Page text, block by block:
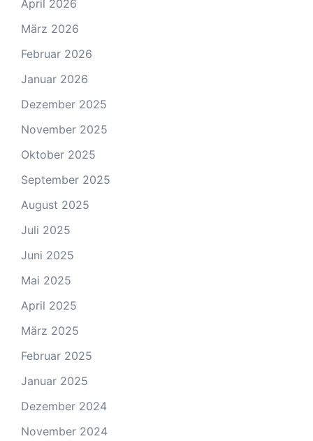
April 2026
März 2026
Februar 2026
Januar 2026
Dezember 2025
November 2025
Oktober 2025
September 2025
August 2025
Juli 2025
Juni 2025
Mai 2025
April 2025
März 2025
Februar 2025
Januar 2025
Dezember 2024
November 2024